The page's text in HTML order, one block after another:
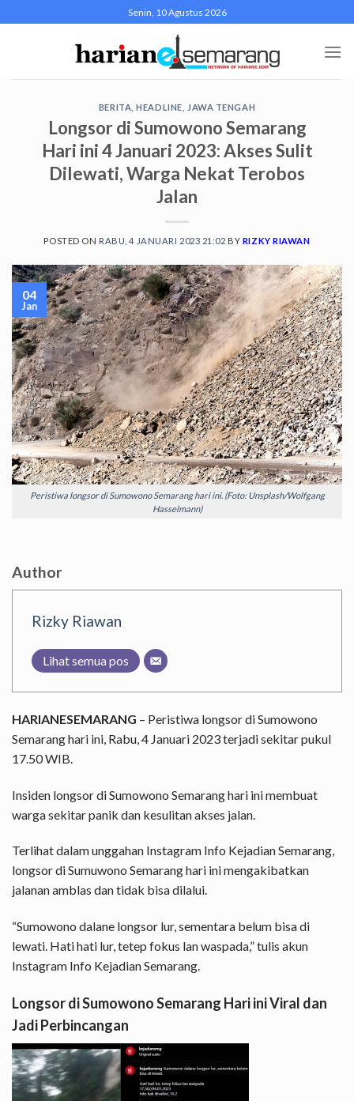
to
Senin, 10 Agustus 2026
BERITA ,HEADLINE JAWA TENGAH
Longsor di Sumowono Semarang
Hari ini 4 Januari 2023: Akses Sulit
Dilewati, Warga Nekat Terobos
Jalan
POSTED ON RABU, 4 JANUARI 2023 21:02 BY RIZKY RIAWAN
Peristiwa longsor di Sumowono Semarang hari ini. (Foto: Unsplash/Wolfgang
Hasselmann)
04
Jan
Author
Rizky Riawan
Lihat semua pos
HARIANESEMARANG – Peristiwa longsor di Sumowono
Semarang hari ini, Rabu, 4 Januari 2023 terjadi sekitar pukul
17.50 WIB.
Insiden longsor di Sumowono Semarang hari ini membuat
warga sekitar panik dan kesulitan akses jalan.
Terlihat dalam unggahan Instagram Info Kejadian Semarang,
longsor di Sumuwono Semarang hari ini mengakibatkan
jalanan amblas dan tidak bisa dilalui.
“Sumowono dalane longsor lur, sementara belum bisa di
lewati. Hati hati lur, tetep fokus lan waspada,” tulis akun
Instagram Info Kejadian Semarang.
Longsor di Sumowono Semarang Hari ini Viral dan
Jadi Perbincangan